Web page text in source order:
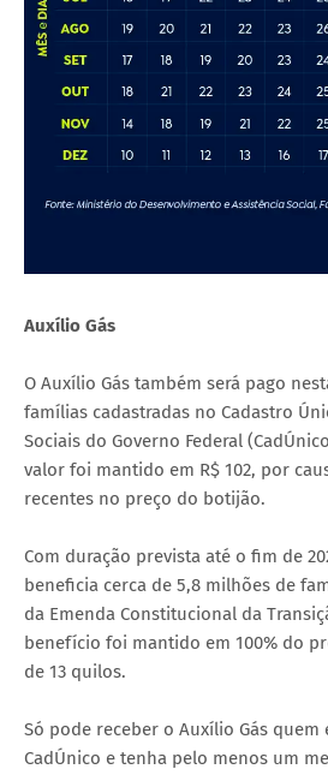
Auxílio Gás
O Auxílio Gás também será pago
famílias cadastradas no Cadastro
Sociais do Governo Federal
valor foi mantido em R$ 102, por
recentes no preço do botijão.
Com duração prevista até o fim de
beneficia cerca de 5,8 milhões de
da Emenda Constitucional da
benefício foi mantido em 100% do
de 13 quilos.
Só pode receber o Auxílio Gás
CadÚnico e tenha pelo menos um